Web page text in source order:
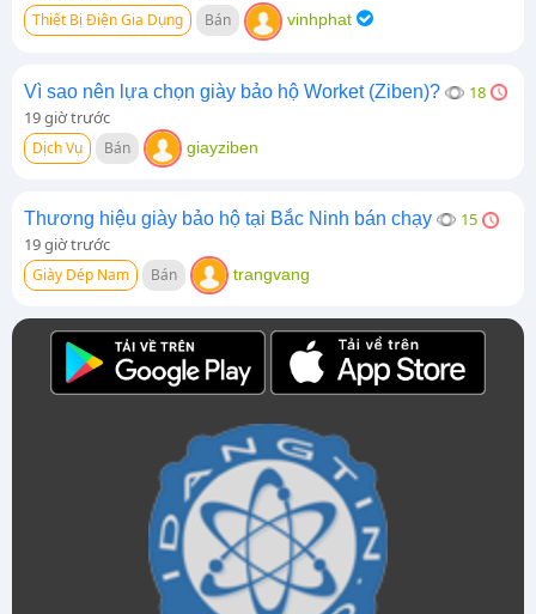
Thiết Bị Điện Gia Dụng Bán vinhphat
Vì sao nên lựa chọn giày bảo hộ Worket (Ziben)?
18
19 giờ trước
Dịch Vụ Bán giayziben
Thương hiệu giày bảo hộ tại Bắc Ninh bán chạy
15
19 giờ trước
Giày Dép Nam Bán trangvang